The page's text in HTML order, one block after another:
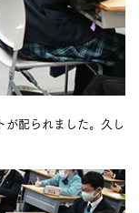
配られました。久し